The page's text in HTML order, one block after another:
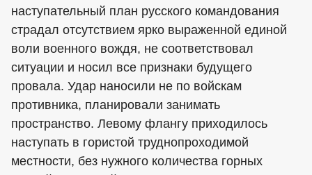
наступательный план русского командования
страдал отсутствием ярко выраженной единой
воли военного вождя, не соответствовал
ситуации и носил все признаки будущего
провала. Удар наносили не по войскам
противника, планировали занимать
пространство. Левому флангу приходилось
наступать в гористой труднопроходимой
местности, без нужного количества горных